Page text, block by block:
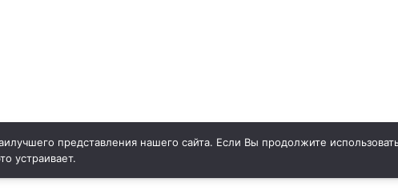
представления нашего сайта. Если Вы продолжите
устраивает.